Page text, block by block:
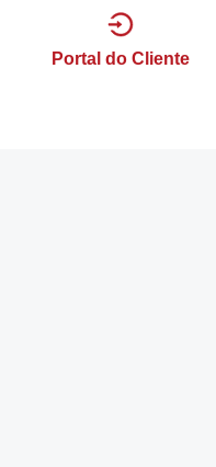
Portal do Cliente